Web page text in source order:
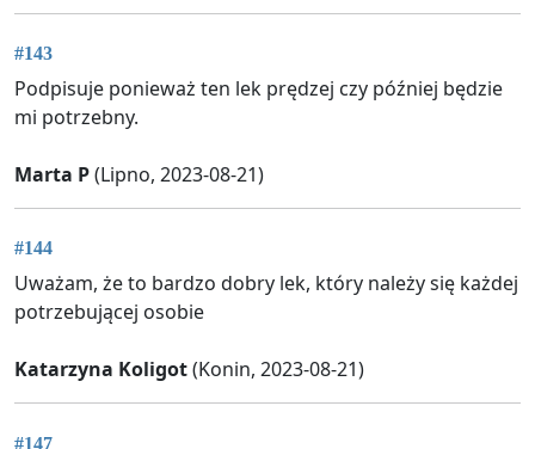
#143
Podpisuje ponieważ ten lek prędzej czy później będzie
mi potrzebny.
Marta P(Lipno, 2023-08-21)
#144
Uważam, że to bardzo dobry lek, który należy się każdej
potrzebującej osobie
Katarzyna Koligot(Konin, 2023-08-21)
#147